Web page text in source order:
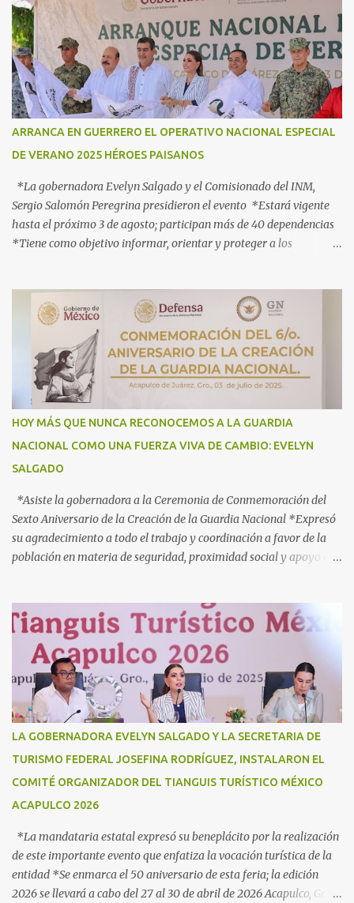
r
i
o
s
ARRANCA EN GUERRERO EL OPERATIVO NACIONAL ESPECIAL
DE VERANO 2025 HÉROES PAISANOS
*La gobernadora Evelyn Salgado y el Comisionado del INM,
Sergio Salomón Peregrina presidieron el evento *Estará vigente
hasta el próximo 3 de agosto; participan más de 40 dependencias
*Tiene como objetivo informar, orientar y proteger a los
gobernadora Acapulco, Gro., 3 de julio de 2025.- Con el objetivo de
informar, orientar y proteger durante su ingreso, estancia y
tránsito por el territorio nacional a los migrantes que retornan a
México durante esta temporada de verano, la gobernadora Evelyn
Salgado Pineda y el comisionado del Instituto Nacional de
Migración (INM), Sergio Salomón Céspedes Peregrina, dieron el
banderazo de Arranque Nacional del Operativo Especial de Verano
2025 Héroes Paisanos, que estará vigente hasta el próximo 3 de
agosto y en el que participan más de 40 dependencias de los
diferentes órdenes de gobierno, para brindar atención ...
HOY MÁS QUE NUNCA RECONOCEMOS A LA GUARDIA
NACIONAL COMO UNA FUERZA VIVA DE CAMBIO: EVELYN
SALGADO
*Asiste la gobernadora a la Ceremonia de Conmemoración del
Sexto Aniversario de la Creación de la Guardia Nacional *Expresó
su agradecimiento a todo el trabajo y coordinación a favor de la
población en materia de seguridad, proximidad social y apoyo en
como una fuerza viva de cambio, como una realidad con uniforme,
con botas, con manos, pero sobre todo, con mucho corazón en el
territorio. Son ustedes la transformación, que no queda en
promesas, la que se juega el cuerpo por hacer Patria”, expresó la
gobernadora Evelyn Salgado Pineda, durante la Ceremonia de
Conmemoración del Sexto Aniversario de la Creación de la Guardia
Nacional, en donde también agradeció todo el trabajo y
proximidad social y apoyo en casos de desastres. “Hoy
celebramos seis años de la Guardia Nacional, celebramos a s...
LA GOBERNADORA EVELYN SALGADO Y LA SECRETARIA DE
TURISMO FEDERAL JOSEFINA RODRÍGUEZ, INSTALARON EL
COMITÉ ORGANIZADOR DEL TIANGUIS TURÍSTICO MÉXICO
ACAPULCO 2026
*La mandataria estatal expresó su beneplácito por la realización
de este importante evento que enfatiza la vocación turística de la
entidad *Se enmarca el 50 aniversario de esta feria; la edición
2026 se llevará a cabo del 27 al 30 de abril de 2026 Acapulco, Gro.,